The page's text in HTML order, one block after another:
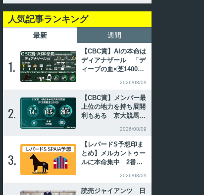
人気記事ランキング
最新 週間
1.
【CBC賞】AIの本命は
ディアナザール 「デ
ィープの血×芝1400m
2026/08/09
2.
【CBC賞】メンバー最
上位の地力を持ち展開
利もある 京大競馬研
2026/08/09
3.
【レパードS予想印ま
とめ】メルカントゥー
ルに本命集中 2番手
ド
2026/08/09
読売ジャイアンツ 日